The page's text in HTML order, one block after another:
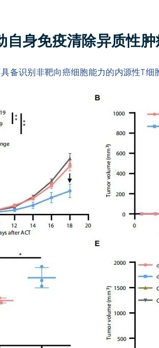
自身免疫清除异质性肿
备识别非靶向癌细胞能力的内源性T细